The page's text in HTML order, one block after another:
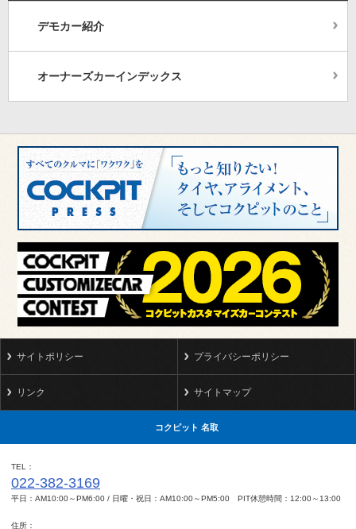
デモカー紹介
オーナーズカーインデックス
サイトポリシー プライバシーポリシー
リンク サイトマップ
コクピット 名取
TEL
022-382-3169
平日：AM10:00～PM6:00 / 日曜・祝日：AM10:00～PM5:00 PIT休憩時間：12:00～13:00
住所